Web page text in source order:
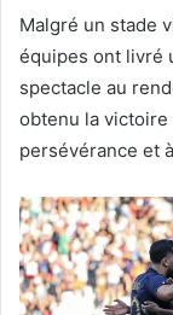
Malgré un stade
équipes ont livré
spectacle au
obtenu la victoire
persévérance et